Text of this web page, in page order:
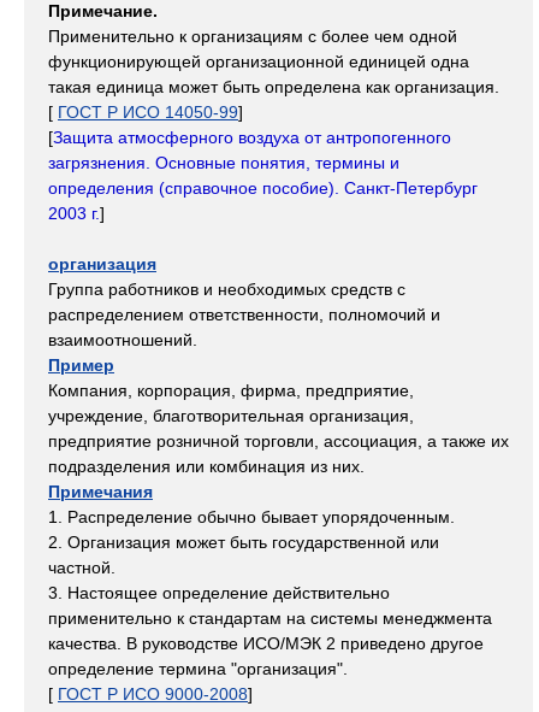
Примечание.
Применительно к организациям с более чем одной
функционирующей организационной единицей одна
такая единица может быть определена как организация.
[ ГОСТ Р ИСО 14050-99]
[Защита атмосферного воздуха от антропогенного
загрязнения. Основные понятия, термины и
определения (справочное пособие). Санкт-Петербург
2003 г.]
организация
Группа работников и необходимых средств с
распределением ответственности, полномочий и
взаимоотношений.
Пример
Компания, корпорация, фирма, предприятие,
учреждение, благотворительная организация,
предприятие розничной торговли, ассоциация, а также их
подразделения или комбинация из них.
Примечания
1. Распределение обычно бывает упорядоченным.
2. Организация может быть государственной или
частной.
3. Настоящее определение действительно
применительно к стандартам на системы менеджмента
качества. В руководстве ИСО/МЭК 2 приведено другое
определение термина "организация".
[ ГОСТ Р ИСО 9000-2008]